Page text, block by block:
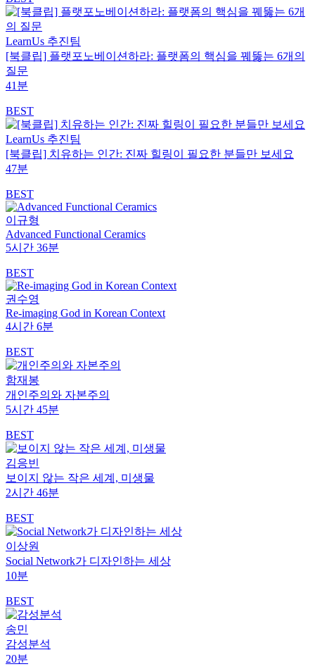
LearnUs 추진팀
[북클립] 플랫포노베이션하라: 플랫폼의 핵심을 꿰뚫는 6개의
질문
41분
BEST
LearnUs 추진팀
[북클립] 치유하는 인간: 진짜 힐링이 필요한 분들만 보세요
47분
BEST
이규형
Advanced Functional Ceramics
5시간 36분
BEST
권수영
Re-imaging God in Korean Context
4시간 6분
BEST
함재봉
개인주의와 자본주의
5시간 45분
BEST
김응빈
보이지 않는 작은 세계, 미생물
2시간 46분
BEST
이상원
Social Network가 디자인하는 세상
10분
BEST
송민
감성분석
20분